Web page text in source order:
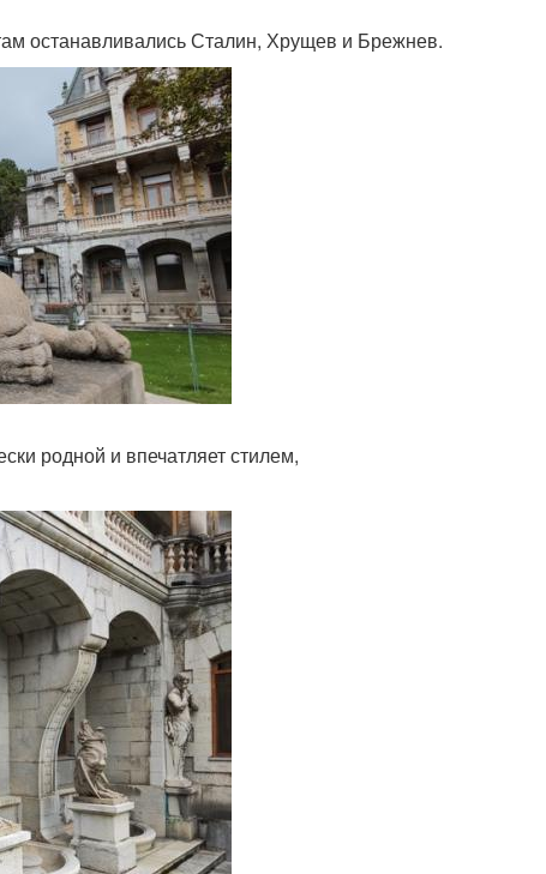
останавливались Сталин, Хрущев и Брежнев.
родной и впечатляет стилем,